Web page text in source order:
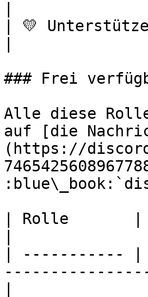
| 💛
### Frei
Alle diese
auf [die
(https://
| Rolle       |
| -----------